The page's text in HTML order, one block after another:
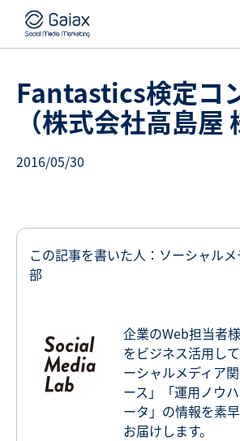
Fantastics検定コ
（株式会社高島屋
2016/05/30
この記事を書いた人：ソーシャル
部
企業のWeb担当者
をビジネス活用し
ーシャルメディア
ース」「運用ノウ
ータ」の情報を素
お届けします。